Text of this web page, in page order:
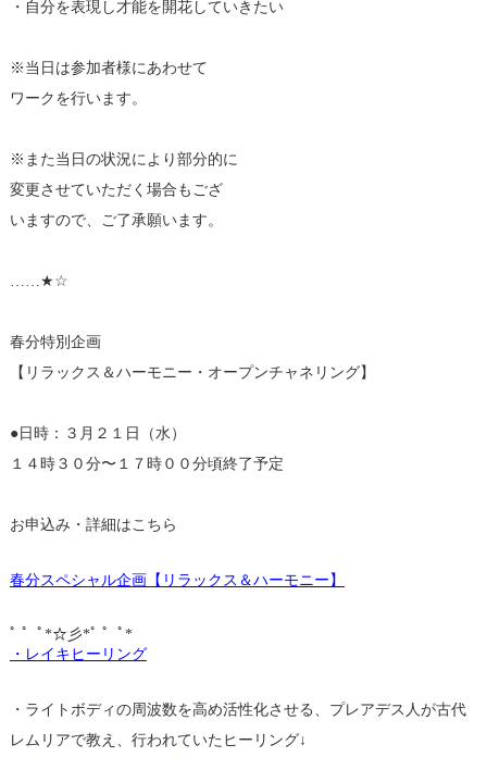
・自分を表現し才能を開花していきたい
※当日は参加者様にあわせて
ワークを行います。
※また当日の状況により部分的に
変更させていただく場合もござ
いますので、ご了承願います。
……★☆
春分特別企画
【リラックス＆ハーモニー・オープンチャネリング】
●日時：３月２１日（水）
１４時３０分〜１７時００分頃終了予定
お申込み・詳細はこちら
春分スペシャル企画【リラックス＆ハーモニー】
ﾟ ゜ﾟ*☆彡*ﾟ ゜ﾟ*
・レイキヒーリング
・ライトボディの周波数を高め活性化させる、プレアデス人が古代
レムリアで教え、行われていたヒーリング↓